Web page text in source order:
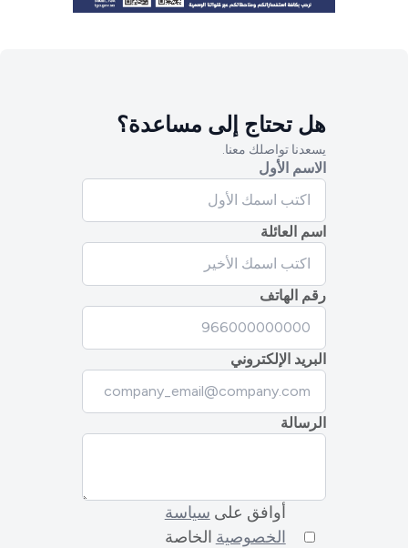
هل تحتاج إلى مساعدة؟
يسعدنا تواصلك معنا.
الاسم الأول
اسم العائلة
رقم الهاتف
البريد الإلكتروني
الرسالة
أوافق على سياسة
الخصوصية الخاصة